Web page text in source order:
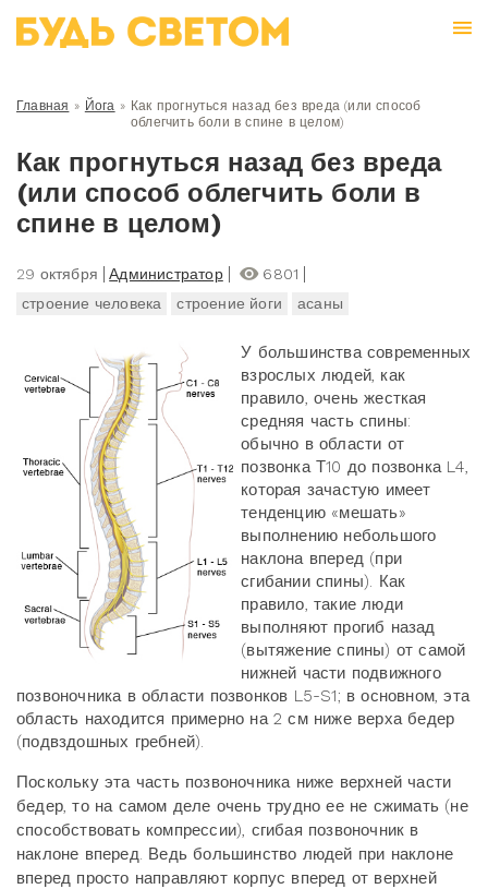
Главная » Йога » Как прогнуться назад без вреда (или способ
облегчить боли в спине в целом)
Как прогнуться назад без вреда
(или способ облегчить боли в
спине в целом)
29 октября Администратор
6801
строение человека
строение йоги асаны
У большинства современных
взрослых людей, как
правило, очень жесткая
средняя часть спины:
обычно в области от
позвонка Т10 до позвонка L4,
которая зачастую имеет
тенденцию «мешать»
выполнению небольшого
наклона вперед (при
сгибании спины). Как
правило, такие люди
выполняют прогиб назад
(вытяжение спины) от самой
нижней части подвижного
позвоночника в области позвонков L5-S1; в основном, эта
область находится примерно на 2 см ниже верха бедер
(подвздошных гребней).
Поскольку эта часть позвоночника ниже верхней части
бедер, то на самом деле очень трудно ее не сжимать (не
способствовать компрессии), сгибая позвоночник в
наклоне вперед. Ведь большинство людей при наклоне
вперед просто направляют корпус вперед от верхней